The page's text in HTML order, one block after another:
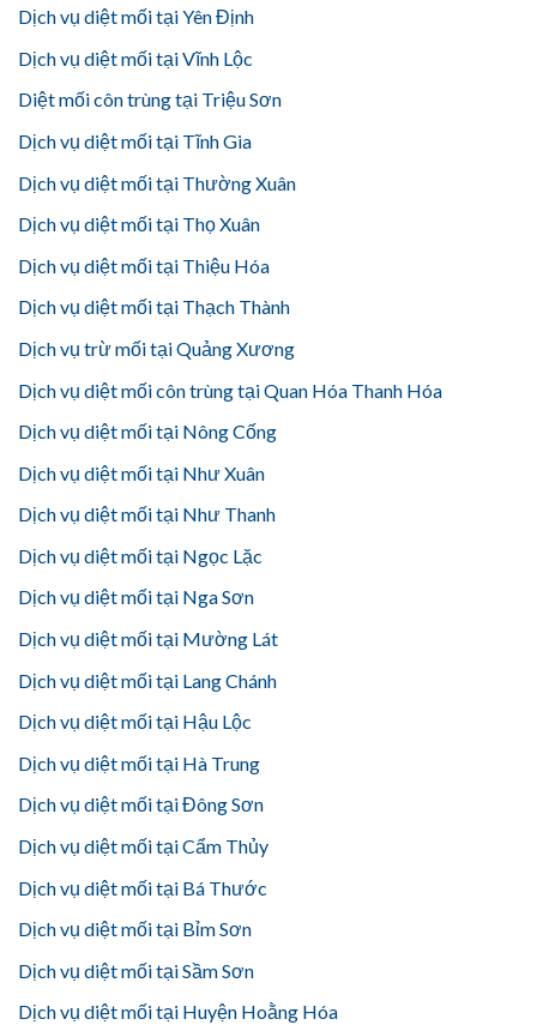
Dịch vụ diệt mối tại Yên Định
Dịch vụ diệt mối tại Vĩnh Lộc
Diệt mối côn trùng tại Triệu Sơn
Dịch vụ diệt mối tại Tĩnh Gia
Dịch vụ diệt mối tại Thường Xuân
Dịch vụ diệt mối tại Thọ Xuân
Dịch vụ diệt mối tại Thiệu Hóa
Dịch vụ diệt mối tại Thạch Thành
Dịch vụ trừ mối tại Quảng Xương
Dịch vụ diệt mối côn trùng tại Quan Hóa Thanh Hóa
Dịch vụ diệt mối tại Nông Cống
Dịch vụ diệt mối tại Như Xuân
Dịch vụ diệt mối tại Như Thanh
Dịch vụ diệt mối tại Ngọc Lặc
Dịch vụ diệt mối tại Nga Sơn
Dịch vụ diệt mối tại Mường Lát
Dịch vụ diệt mối tại Lang Chánh
Dịch vụ diệt mối tại Hậu Lộc
Dịch vụ diệt mối tại Hà Trung
Dịch vụ diệt mối tại Đông Sơn
Dịch vụ diệt mối tại Cẩm Thủy
Dịch vụ diệt mối tại Bá Thước
Dịch vụ diệt mối tại Bỉm Sơn
Dịch vụ diệt mối tại Sầm Sơn
Dịch vụ diệt mối tại Huyện Hoằng Hóa